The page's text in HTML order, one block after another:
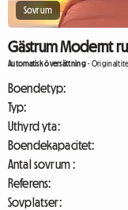
Sovrum
Gästrum Modernt
Automatisk översättning-Originaltitel
Boendetyp:
Typ:
Uthyrd yta:
Boendekapacitet:
Antal sovrum :
Referens:
Sovplatser: